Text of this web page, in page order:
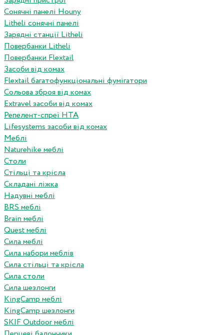
Сонячні панелі Houny
Litheli сонячні панелі
Зарядні станції Litheli
Повербанки Litheli
Повербанки Flextail
Засоби від комах
Flextail багатофункціональні фумігатори
Сольова зброя від комах
Extravel засоби від комах
Репелент-спреї HTA
Lifesystems засоби від комах
Меблі
Naturehike меблі
Столи
Стільці та крісла
Складані ліжка
Надувні меблі
BRS меблі
Brain меблі
Quest меблі
Сила меблі
Сила набори меблів
Сила стільці та крісла
Сила столи
Сила шезлонги
KingCamp меблі
KingCamp шезлонги
SKIF Outdoor меблі